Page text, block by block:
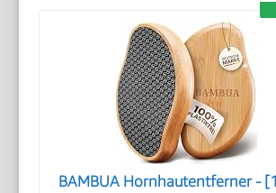
BAMBUA Hornhautentferner -